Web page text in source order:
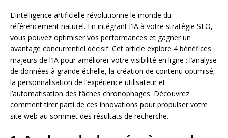
L’intelligence artificielle révolutionne le monde du
référencement naturel. En intégrant l’IA à votre stratégie SEO,
vous pouvez optimiser vos performances et gagner un
avantage concurrentiel décisif. Cet article explore 4 bénéfices
majeurs de l’IA pour améliorer votre visibilité en ligne : l’analyse
de données à grande échelle, la création de contenu optimisé,
la personnalisation de l’expérience utilisateur et
l’automatisation des tâches chronophages. Découvrez
comment tirer parti de ces innovations pour propulser votre
site web au sommet des résultats de recherche.